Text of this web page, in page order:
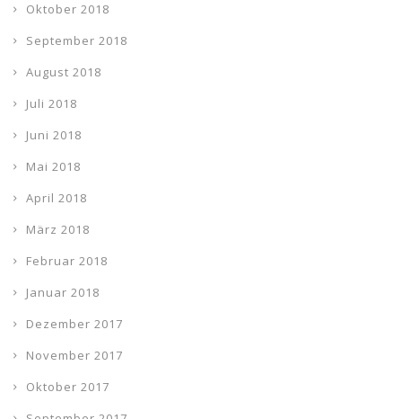
Oktober 2018
September 2018
August 2018
Juli 2018
Juni 2018
Mai 2018
April 2018
März 2018
Februar 2018
Januar 2018
Dezember 2017
November 2017
Oktober 2017